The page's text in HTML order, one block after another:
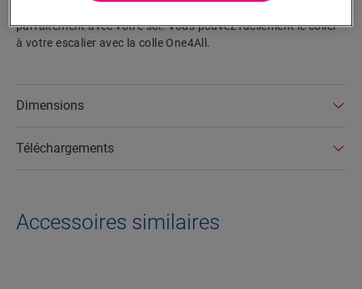
parfaitement avec votre sol. Vous pouvez facilement le coller
à votre escalier avec la colle One4All.
Dimensions
Téléchargements
Accessoires similaires